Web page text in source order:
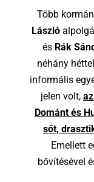
Több
László
és Rák
néhány
informális
jelen volt,
Dománt és
sőt,
Emellett
bővítésével